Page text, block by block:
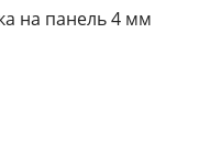
на панель 4 мм